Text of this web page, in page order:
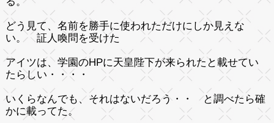
どう見て、名前を勝手に使われただけにしか見えな
い。 証人喚問を受けた
アイツは、学園のHPに天皇陛下が来られたと載せてい
たらしい・・・・
いくらなんでも、それはないだろう・・ と調べたら確
かに載ってた。